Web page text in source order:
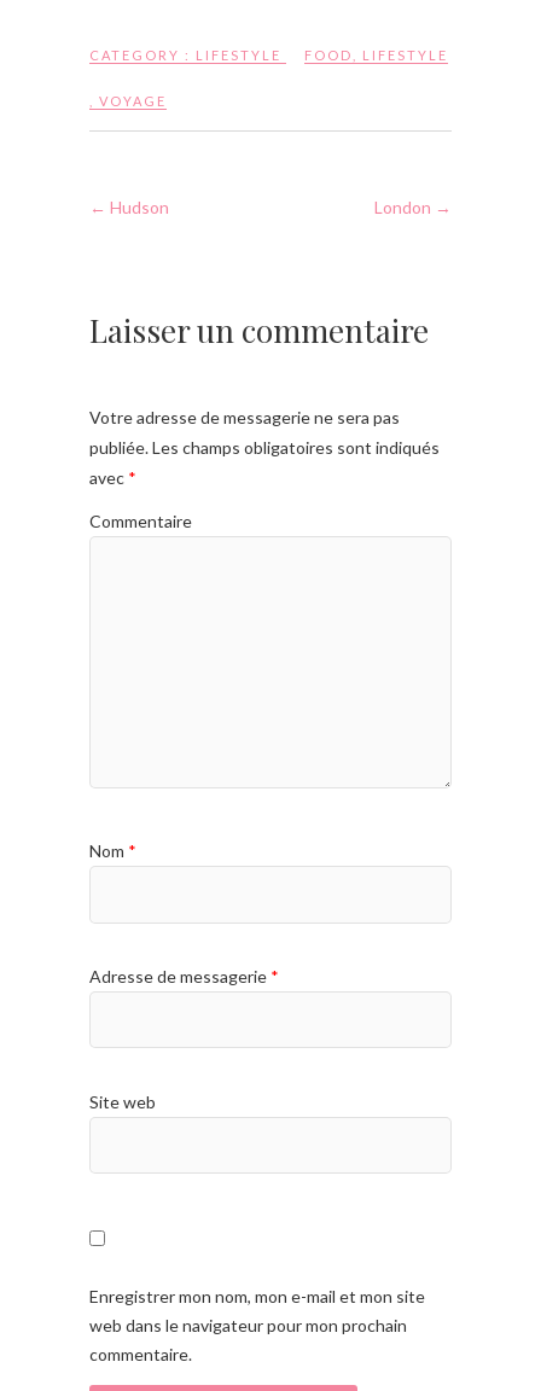
CATEGORY : LIFESTYLE FOOD LIFESTYLE
VOYAGE
← Hudson London →
Laisser un commentaire
Votre adresse de messagerie ne sera pas
publiée.Les champs obligatoires sont indiqués
avec *
Commentaire
Nom *
Adresse de messagerie *
Site web
Enregistrer mon nom, mon e-mail et mon site
web dans le navigateur pour mon prochain
commentaire.